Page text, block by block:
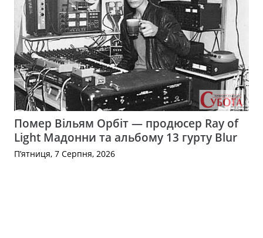
Помер Вільям Орбіт — продюсер Ray of
Light Мадонни та альбому 13 гурту Blur
П’ятниця, 7 Серпня, 2026